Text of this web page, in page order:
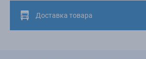
Доставка товара